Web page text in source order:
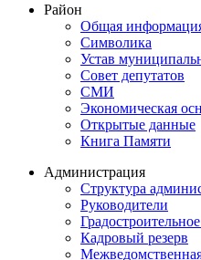
Район
Общая
Символика
Устав
Совет депутатов
СМИ
Экономическая
Открытые данные
Книга Памяти
Администрация
Структура
Руководители
Кадровый резерв